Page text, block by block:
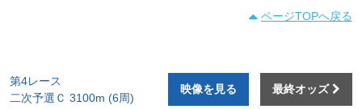
ページTOPへ戻る
第4レース
二次予選Ｃ 3100m (6周)
映像を見る 最終オッズ